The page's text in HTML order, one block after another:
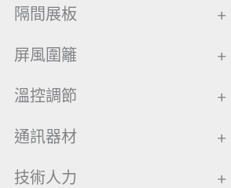
隔間展板 +
屏風圍籬 +
溫控調節 +
通訊器材 +
技術人力 +